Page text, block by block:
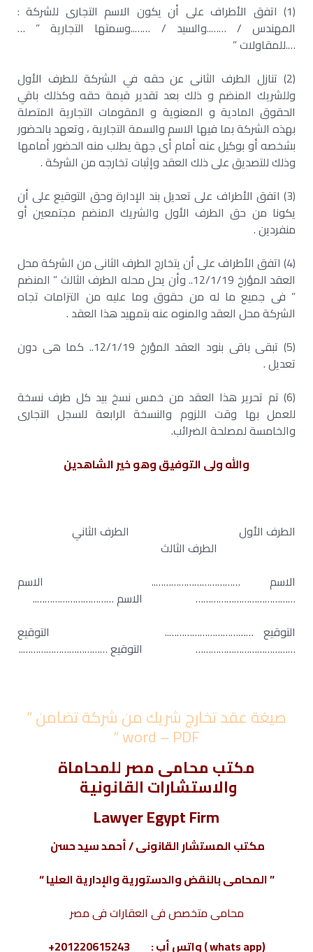
(1) اتفق الأطراف على أن يكون الاسم التجارى للشركة :
المهندس / ……..والسيد / ……..وسمتها التجارية ” …
….للمقاولات ”
(2) تنازل الطرف الثانى عن حقه في الشركة للطرف الأول
وللشريك المنضم و ذلك بعد تقدير قيمة حقه وكذلك باقي
الحقوق المادية و المعنوية و المقومات التجارية المتصلة
بهذه الشركة بما فيها الاسم والسمة التجارية ، وتعهد بالحضور
بشخصه أو بوكيل عنه أمام أى جهة يطلب منه الحضور أمامها
وذلك للتصديق على ذلك العقد وإثبات تخارجه من الشركة .
(3) اتفق الأطراف على تعديل بند الإدارة وحق التوقيع على أن
يكونا من حق الطرف الأول والشريك المنضم مجتمعين أو
منفردين .
(4) اتفق الأطراف على أن يتخارج الطرف الثانى من الشركة محل
العقد المؤرخ 12/1/19.. وأن يحل محله الطرف الثالث ” المنضم
” فى جميع ما له من حقوق وما عليه من التزامات تجاه
الشركة محل العقد والمنوه عنه بتمهيد هذا العقد .
(5) تبقى باقى بنود العقد المؤرخ 12/1/19.. كما هى دون
تعديل .
(6) تم تحرير هذا العقد من خمس نسخ بيد كل طرف نسخة
للعمل بها وقت اللزوم والنسخة الرابعة للسجل التجارى
والخامسة لمصلحة الضرائب.
والله ولى التوفيق وهو خير الشاهدين
الطرف الأول الطرف الثاني
الطرف الثالث
الاسم …………………………….. الاسم
………………………………… الاسم …………………………..
التوقيع …………………………….. التوقيع
………………………………… التوقيع ……………………………..
صيغة عقد تخارج شريك من شركة تضامن ”
word – PDF “
مكتب محامى مصر للمحاماة
والاستشارات القانونية
Lawyer Egypt Firm
مكتب المستشار القانونى / أحمد سيد حسن
” المحامى بالنقض والدستورية والإدارية العليا “
محامى متخصص فى العقاراتفى مصر
(whats app ) واتس أب : 201220615243+